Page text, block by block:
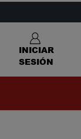
INICIAR
SESIÓN